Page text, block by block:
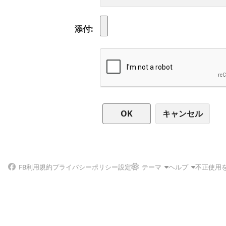
添付
キャンセル
FB利用規約プライバシーポリシー設定 テーマ ヘルプ 不正使用